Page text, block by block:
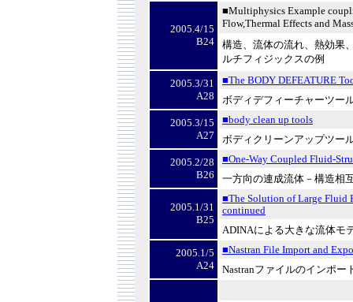
2005.4/15
B24
■Multiphysics Example
Flow,Thermal Effects and
構造、流体の流れ、熱効果
ルチフィジックスの例
2005.3/31
A28
■The BODY DEFEATURE
ボディデフィーチャーツー
2005.3/15
A27
■body clean up tools
ボディクリーンアップツー
2005.2/28
B26
■One-Way Coupled Fluid-
一方向の連成流体－構造相
2005.1/31
B25
■The Solution of Large Fluid
continued
ADINAによる大きな流体モ
2005.1/5
A24
■Nastran File Import and
Nastranファイルのインポー